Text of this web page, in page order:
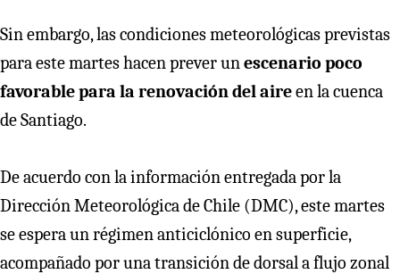
Sin embargo, las condiciones meteorológicas previstas
para este martes hacen prever unescenario poco
favorable para la renovación del aireen la cuenca
de Santiago.
De acuerdo con la información entregada por la
Dirección Meteorológica de Chile (DMC), este martes
se espera un régimen anticiclónico en superficie,
acompañado por una transición de dorsal a flujo zonal